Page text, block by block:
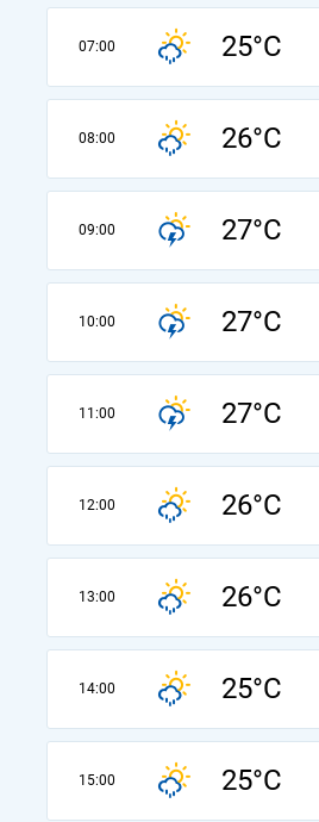
07:00 25°C
08:00 26°C
09:00 27°C
10:00 27°C
11:00 27°C
12:00 26°C
13:00 26°C
14:00 25°C
15:00 25°C